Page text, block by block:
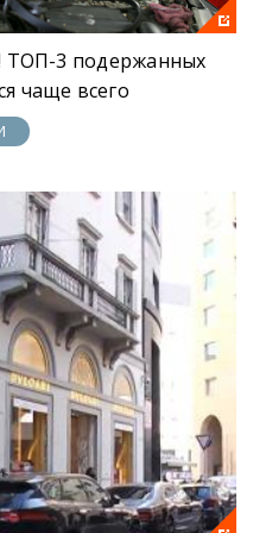
ТОП-3 подержанных
чаще всего